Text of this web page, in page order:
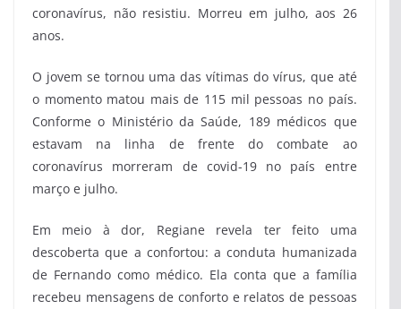
coronavírus, não resistiu. Morreu em julho, aos 26
anos.
O jovem se tornou uma das vítimas do vírus, que até
o momento matou mais de 115 mil pessoas no país.
Conforme o Ministério da Saúde, 189 médicos que
estavam na linha de frente do combate ao
coronavírus morreram de covid-19 no país entre
março e julho.
Em meio à dor, Regiane revela ter feito uma
descoberta que a confortou: a conduta humanizada
de Fernando como médico. Ela conta que a família
recebeu mensagens de conforto e relatos de pessoas